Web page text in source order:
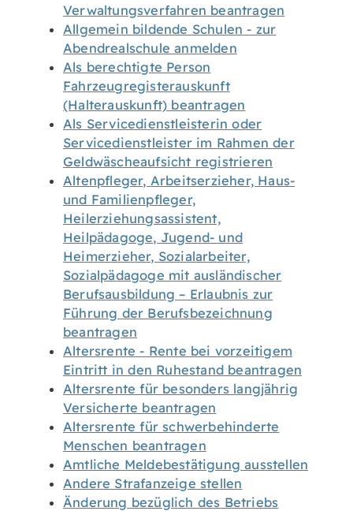
Verwaltungsverfahren beantragen
Allgemein bildende Schulen - zur
Abendrealschule anmelden
Als berechtigte Person
Fahrzeugregisterauskunft
(Halterauskunft) beantragen
Als Servicedienstleisterin oder
Servicedienstleister im Rahmen der
Geldwäscheaufsicht registrieren
Altenpfleger, Arbeitserzieher, Haus-
und Familienpfleger,
Heilerziehungsassistent,
Heilpädagoge, Jugend- und
Heimerzieher, Sozialarbeiter,
Sozialpädagoge mit ausländischer
Berufsausbildung – Erlaubnis zur
Führung der Berufsbezeichnung
beantragen
Altersrente - Rente bei vorzeitigem
Eintritt in den Ruhestand beantragen
Altersrente für besonders langjährig
Versicherte beantragen
Altersrente für schwerbehinderte
Menschen beantragen
Amtliche Meldebestätigung ausstellen
Andere Strafanzeige stellen
Änderung bezüglich des Betriebs